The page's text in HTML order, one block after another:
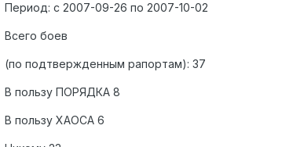
Период: с 2007-09-26 по 2007-10-02
Всего боев
(по подтвержденным рапортам): 37
В пользу ПОРЯДКА 8
В пользу ХАОСА 6